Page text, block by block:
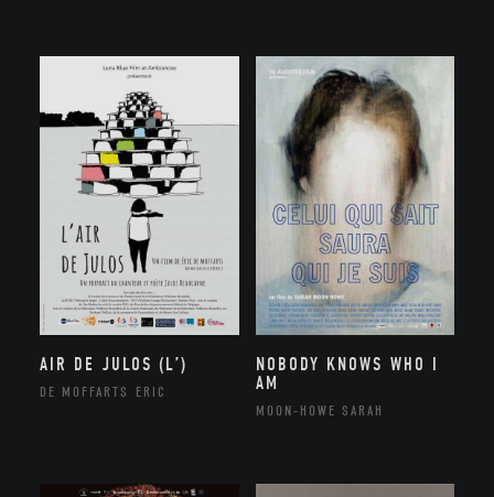
AIR DE JULOS (L’)
DE MOFFARTS ERIC
NOBODY KNOWS WHO I
AM
MOON-HOWE SARAH